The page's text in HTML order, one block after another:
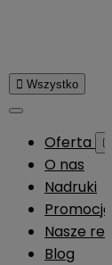
 Wszystko
Oferta 
O nas
Nadruki
Promocje
Nasze
Blog